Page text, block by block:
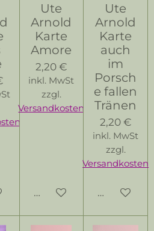
Warenkorb
Ute
Arnold
Karte
Amore
2,20 €
inkl. MwSt
zzgl.
Versandkosten
In den Warenkorb
Ute
Arnold
Karte
auch
im
Porsch
e fallen
Tränen
2,20 €
inkl. MwSt
zzgl.
Versandkosten
In den